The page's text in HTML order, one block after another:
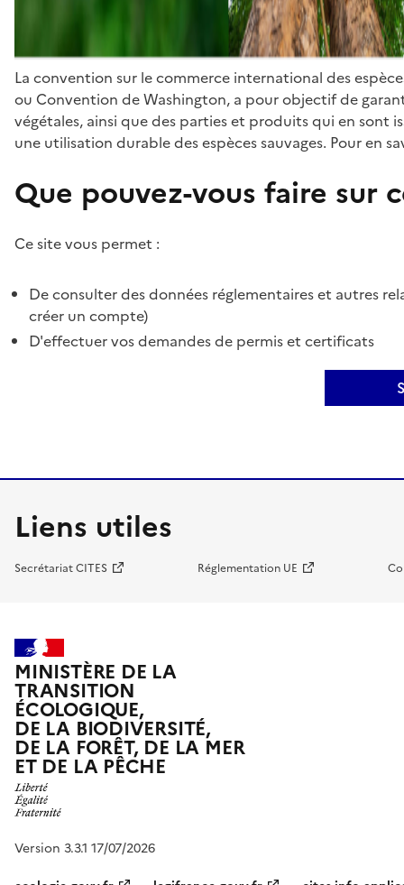
La convention sur le commerce international des
ou Convention de Washington, a pour objectif de
végétales, ainsi que des parties et produits qui en sont
une utilisation durable des espèces sauvages. Pour en
Que pouvez-vous faire sur
Ce site vous permet :
De consulter des données réglementaires et autres
créer un compte)
D'effectuer vos demandes de permis et certificats
Liens utiles
Secrétariat CITES Réglementation UE
MINISTÈRE DE LA
TRANSITION
ÉCOLOGIQUE,
DE LA BIODIVERSITÉ,
DE LA FORÊT, DE LA MER
ET DE LA PÊCHE
Version 3.3.1 17/07/2026